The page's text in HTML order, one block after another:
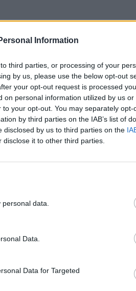
Information
third parties, or processing of your
by us, please use the below opt-out
your opt-out request is processed
on personal information utilized by us or
your opt-out. You may separately opt-
by third parties on the IAB’s list of
disclosed by us to third parties on the
disclose it to other third parties.
data.
Data.
Data for Targeted